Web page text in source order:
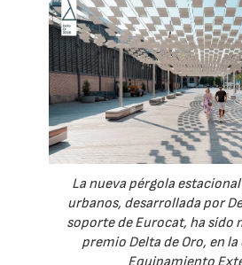
La nueva pérgola
urbanos, desarrollada por
soporte de Eurocat, ha sido
premio Delta de Oro, en